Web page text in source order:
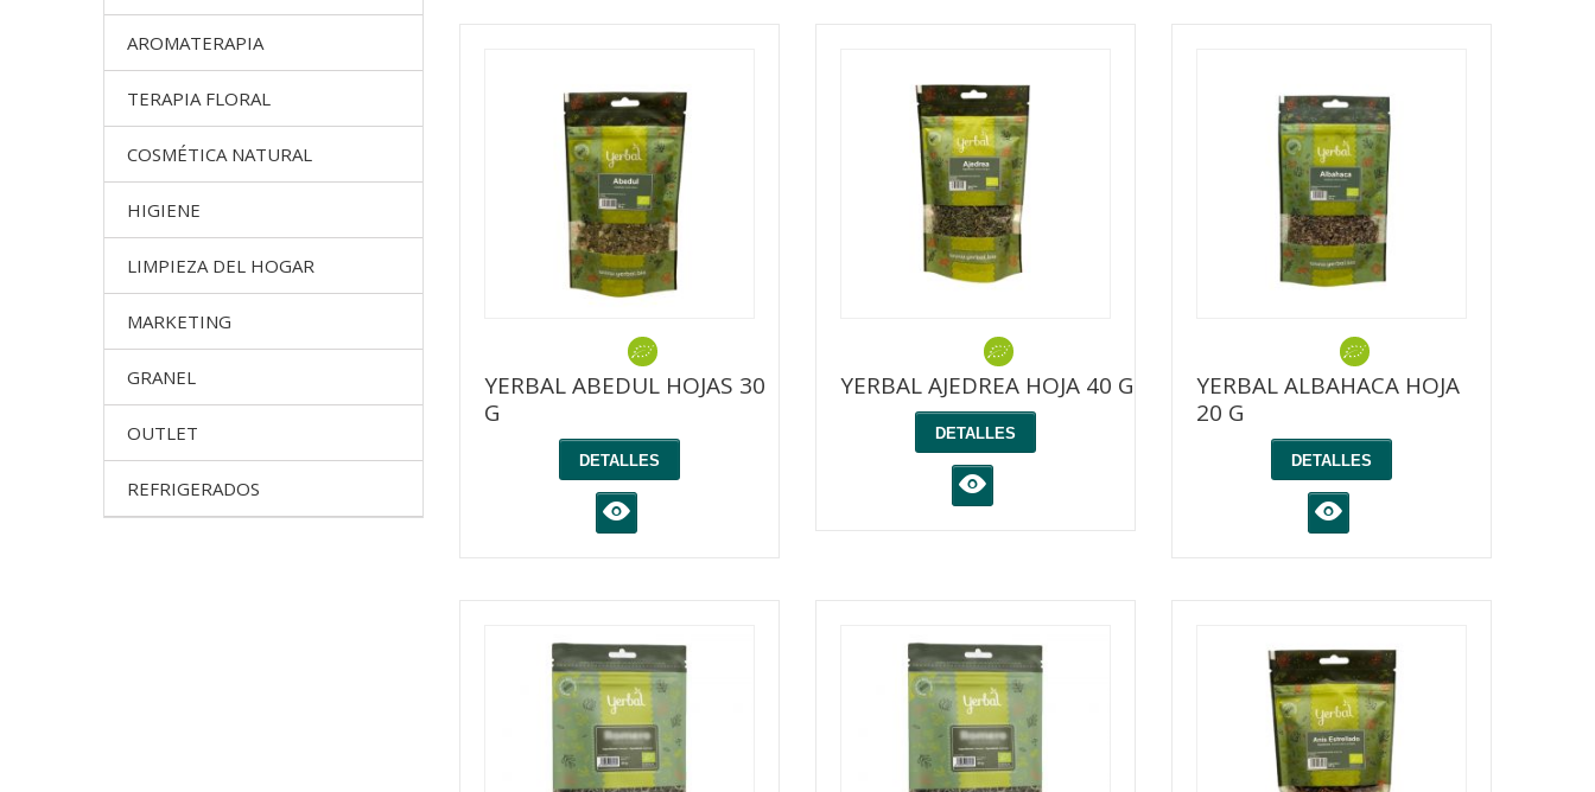
YERBAL ABEDUL HOJAS 30
G
DETALLES
K
YERBAL AJEDREA HOJA 40 G
DETALLES
K
YERBAL ALBAHACA HOJA
20 G
DETALLES
K
AROMATERAPIA
TERAPIA FLORAL
COSMÉTICA NATURAL
HIGIENE
LIMPIEZA DEL HOGAR
MARKETING
GRANEL
OUTLET
REFRIGERADOS